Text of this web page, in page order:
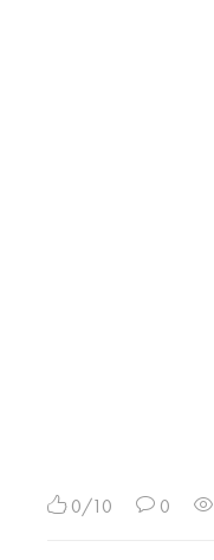
0/10 0